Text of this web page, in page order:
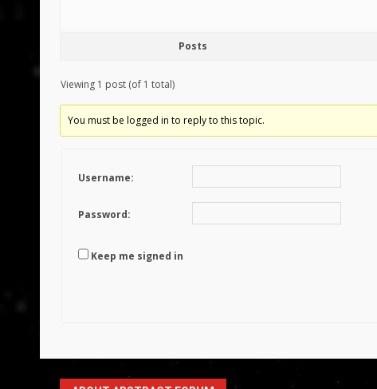
Posts
Viewing 1 post (of 1 total)
You must be logged in to reply to this topic.
Username:
Password:
Keep me signed in